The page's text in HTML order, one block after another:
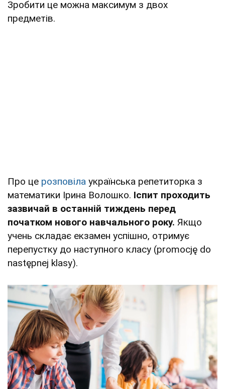
Зробити це можна максимум з двох
предметів.
Про це розповіла українська репетиторка з
математики Ірина Волошко. Іспит проходить
зазвичай в останній тиждень перед
початком нового навчального року. Якщо
учень складає екзамен успішно, отримує
перепустку до наступного класу (promocję do
następnej klasy).